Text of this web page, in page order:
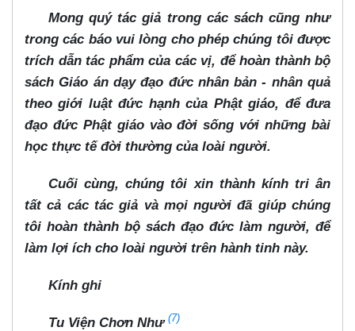
Mong quý tác giả trong các sách cũng như
trong các báo vui lòng cho phép chúng tôi được
trích dẫn tác phẩm của các vị, để hoàn thành bộ
sách Giáo án dạy đạo đức nhân bản - nhân quả
theo giới luật đức hạnh của Phật giáo, để đưa
đạo đức Phật giáo vào đời sống với những bài
học thực tế đời thường của loài người.
Cuối cùng, chúng tôi xin thành kính tri ân
tất cả các tác giả và mọi người đã giúp chúng
tôi hoàn thành bộ sách đạo đức làm người, để
làm lợi ích cho loài người trên hành tinh này.
Kính ghi
Tu Viện Chơn Như (7)